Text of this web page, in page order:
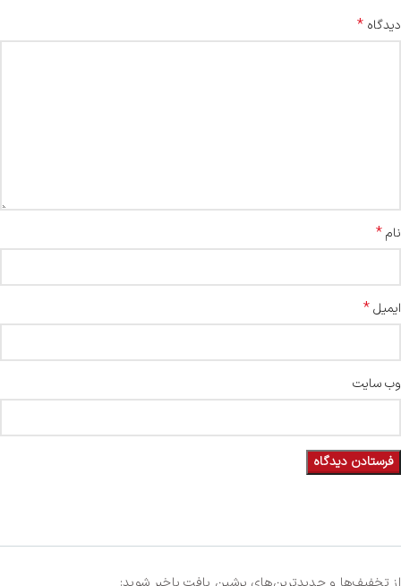
دیدگاه *
نام*
ایمیل*
وب‌ سایت